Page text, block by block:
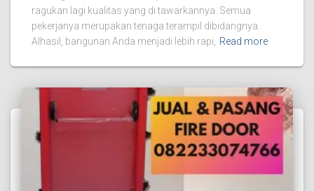
ragukan lagi kualitas yang di tawarkannya. Semua
pekerjanya merupakan tenaga terampil dibidangnya.
Alhasil, bangunan Anda menjadi lebih rapi, Read more